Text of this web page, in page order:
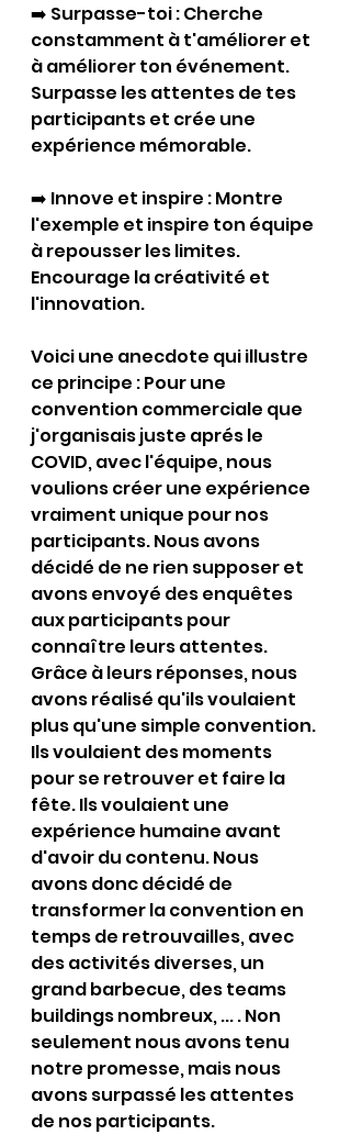
➡️ Surpasse-toi : Cherche
constamment à t'améliorer et
à améliorer ton événement.
Surpasse les attentes de tes
participants et crée une
expérience mémorable.
➡️ Innove et inspire : Montre
l'exemple et inspire ton équipe
à repousser les limites.
Encourage la créativité et
l'innovation.
Voici une anecdote qui illustre
ce principe : Pour une
convention commerciale que
j'organisais juste aprés le
COVID, avec l'équipe, nous
voulions créer une expérience
vraiment unique pour nos
participants. Nous avons
décidé de ne rien supposer et
avons envoyé des enquêtes
aux participants pour
connaître leurs attentes.
Grâce à leurs réponses, nous
avons réalisé qu'ils voulaient
plus qu'une simple convention.
Ils voulaient des moments
pour se retrouver et faire la
fête. Ils voulaient une
expérience humaine avant
d'avoir du contenu. Nous
avons donc décidé de
transformer la convention en
temps de retrouvailles, avec
des activités diverses, un
grand barbecue, des teams
buildings nombreux, ... . Non
seulement nous avons tenu
notre promesse, mais nous
avons surpassé les attentes
de nos participants.